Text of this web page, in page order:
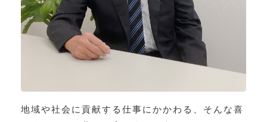
地域や社会に貢献する仕事にかかわる、そんな喜